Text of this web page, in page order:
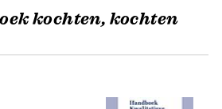
kochten, kochten